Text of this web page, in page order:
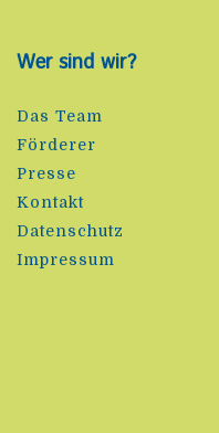
Wer sind wir?
Das Team
Förderer
Presse
Kontakt
Datenschutz
Impressum